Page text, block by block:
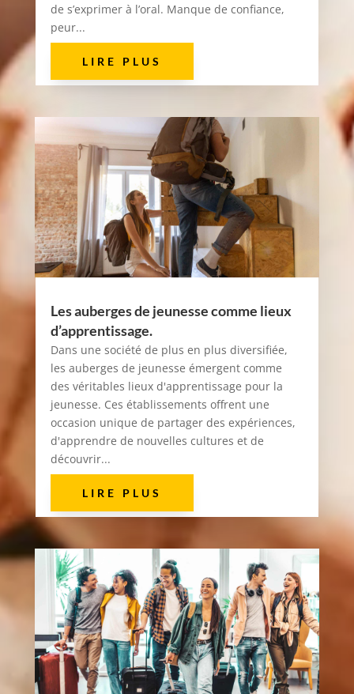
de s’exprimer à l’oral. Manque de confiance,
peur...
LIRE PLUS
Les auberges de jeunesse comme lieux
d’apprentissage.
Dans une société de plus en plus diversifiée,
les auberges de jeunesse émergent comme
des véritables lieux d'apprentissage pour la
jeunesse. Ces établissements offrent une
occasion unique de partager des expériences,
d'apprendre de nouvelles cultures et de
découvrir...
LIRE PLUS